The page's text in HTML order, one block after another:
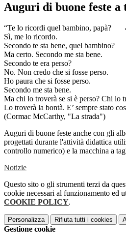
Auguri di buone feste a
“Te lo ricordi quel bambino, papà?
Sì, me lo ricordo.
Secondo te sta bene, quel bambino?
Ma certo. Secondo me sta bene.
Secondo te era perso?
No. Non credo che si fosse perso.
Ho paura che si fosse perso.
Secondo me sta bene.
Ma chi lo troverà se si è perso? Chi lo
Lo troverà la bontà. E’ sempre stato
(Cormac McCarthy, "La strada")
Auguri di buone feste anche con gli
progettati durante l'attività didattica
controllo numerico) e la macchina a
Notizie
Questo sito o gli strumenti terzi da
cookie necessari al funzionamento ed
COOKIE POLICY.
Personalizza Rifiuta tutti i cookies
Gestione cookie